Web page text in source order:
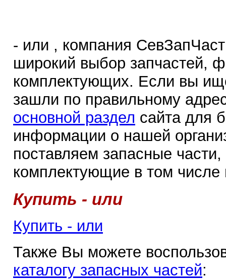
- или , компания
широкий выбор запчастей,
комплектующих. Если вы
зашли по правильному
основной раздел сайта для
информации о нашей
поставляем запасные
комплектующие в том
Купить - или
Купить - или
Также Вы можете
каталогу запасных частей: